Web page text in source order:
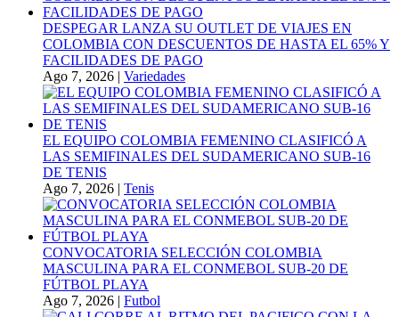
DESPEGAR LANZA SU OUTLET DE VIAJES EN
COLOMBIA CON DESCUENTOS DE HASTA EL 65% Y
FACILIDADES DE PAGO
Ago 7, 2026 | Variedades
EL EQUIPO COLOMBIA FEMENINO CLASIFICÓ A
LAS SEMIFINALES DEL SUDAMERICANO SUB-16
DE TENIS
Ago 7, 2026 | Tenis
CONVOCATORIA SELECCIÓN COLOMBIA
MASCULINA PARA EL CONMEBOL SUB-20 DE
FÚTBOL PLAYA
Ago 7, 2026 | Futbol